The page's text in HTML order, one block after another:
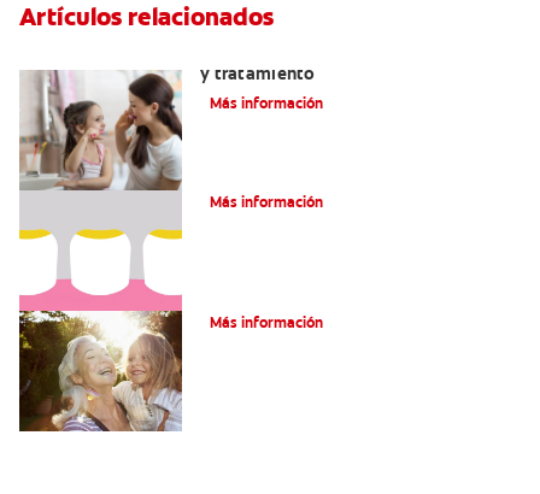
Artículos relacionados
y tratamiento
Más información
Más información
Más información